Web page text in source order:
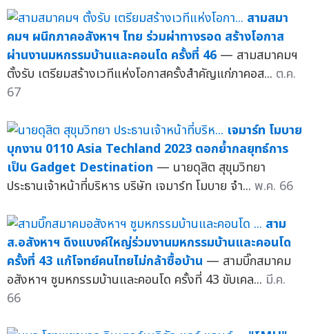
สามสมา
คมฯ ผนึกภาคอสังหาฯ ไทย ร่วมผ่าทางรอด สร้างโอกาส
ผ่านงานมหกรรมบ้านและคอนโด ครั้งที่ 46 — สามสมาคมฯ
ตั้งรับ เตรียมสร้างเวทีแห่งโอกาสครั้งสำคัญแก่ภาคอส... ต.ค.
67
เจมาร์ท โมบาย
บุกงาน 0110 Asia Techland 2023 ตอกย้ำกลยุทธ์การ
เป็น Gadget Destination — นายดุสิต สุขุมวิทยา
ประธานเจ้าหน้าที่บริหาร บริษัท เจมาร์ท โมบาย จำ... พ.ค. 66
สาม
ส.อสังหาฯ ดึงแบงค์ใหญ่ร่วมงานมหกรรมบ้านและคอนโด
ครั้งที่ 43 แก้โจทย์คนไทยไม่กล้าซื้อบ้าน — สามบิ๊กสมาคม
อสังหาฯ ซูมหกรรมบ้านและคอนโด ครั้งที่ 43 ขับเคล... มี.ค.
66